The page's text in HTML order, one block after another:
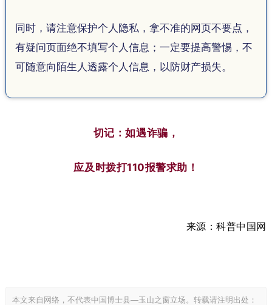
同时，请注意保护个人隐私，拿不准的网页不要点，
有疑问页面绝不填写个人信息；一定要提高警惕，不
可随意向陌生人透露个人信息，以防财产损失。
切记：如遇诈骗，
应及时拨打110报警求助！
来源：科普中国网
本文来自网络，不代表中国博士县—玉山之窗立场。转载请注明出处：